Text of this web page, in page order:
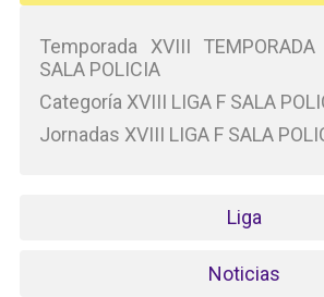
Temporada XVIII TEMPORADA
SALA POLICIA
Categoría XVIII LIGA F SALA
Jornadas XVIII LIGA F SALA
Liga
Noticias